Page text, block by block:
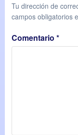
Tu dirección de
campos obligatorios
Comentario *